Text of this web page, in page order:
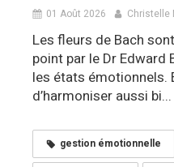
01 Août 2026 Christelle
Les fleurs de Bach
point par le Dr Edward
les états émotionnels.
d’harmoniser aussi bi...
gestion émotionnelle